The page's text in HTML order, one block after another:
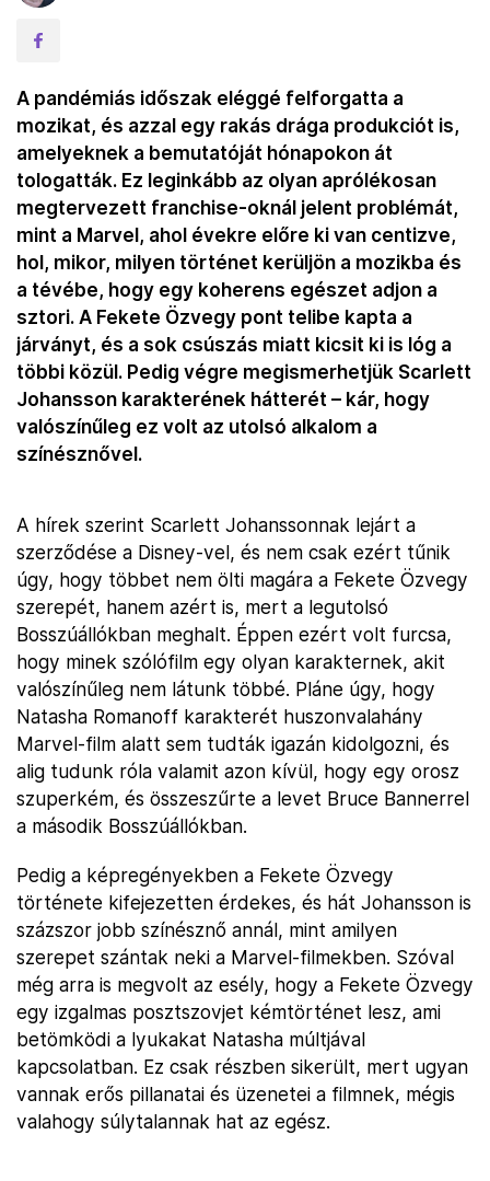
A pandémiás időszak eléggé felforgatta a
mozikat, és azzal egy rakás drága produkciót is,
amelyeknek a bemutatóját hónapokon át
tologatták. Ez leginkább az olyan aprólékosan
megtervezett franchise-oknál jelent problémát,
mint a Marvel, ahol évekre előre ki van centizve,
hol, mikor, milyen történet kerüljön a mozikba és
a tévébe, hogy egy koherens egészet adjon a
sztori. A Fekete Özvegy pont telibe kapta a
járványt, és a sok csúszás miatt kicsit ki is lóg a
többi közül. Pedig végre megismerhetjük Scarlett
Johansson karakterének hátterét – kár, hogy
valószínűleg ez volt az utolsó alkalom a
színésznővel.
A hírek szerint Scarlett Johanssonnak lejárt a
szerződése a Disney-vel, és nem csak ezért tűnik
úgy, hogy többet nem ölti magára a Fekete Özvegy
szerepét, hanem azért is, mert a legutolsó
Bosszúállókban meghalt. Éppen ezért volt furcsa,
hogy minek szólófilm egy olyan karakternek, akit
valószínűleg nem látunk többé. Pláne úgy, hogy
Natasha Romanoff karakterét huszonvalahány
Marvel-film alatt sem tudták igazán kidolgozni, és
alig tudunk róla valamit azon kívül, hogy egy orosz
szuperkém, és összeszűrte a levet Bruce Bannerrel
a második Bosszúállókban.
Pedig a képregényekben a Fekete Özvegy
története kifejezetten érdekes, és hát Johansson is
százszor jobb színésznő annál, mint amilyen
szerepet szántak neki a Marvel-filmekben. Szóval
még arra is megvolt az esély, hogy a Fekete Özvegy
egy izgalmas posztszovjet kémtörténet lesz, ami
betömködi a lyukakat Natasha múltjával
kapcsolatban. Ez csak részben sikerült, mert ugyan
vannak erős pillanatai és üzenetei a filmnek, mégis
valahogy súlytalannak hat az egész.